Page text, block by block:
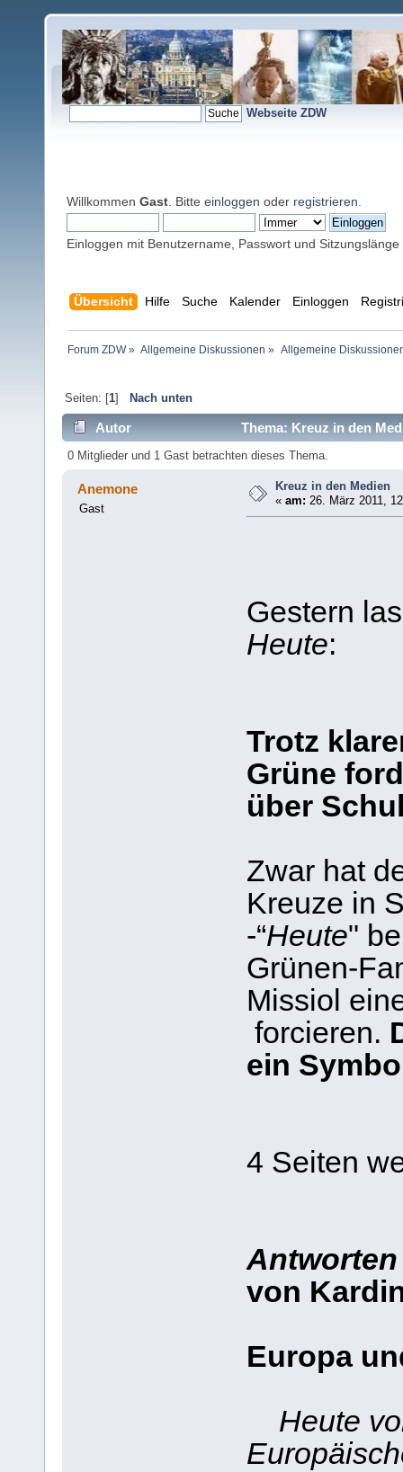
Webseite ZDW
Willkommen Gast . Bitte einloggen oder registrieren
Einloggen mit Benutzername, Passwort und Sitzungslänge
Übersicht Hilfe Suche Kalender Einloggen
Forum ZDW» Allgemeine Diskussionen » Allgemeine
Seiten: [1] Nach unten
Autor Thema: Kreuz in den
0 Mitglieder und 1 Gast betrachten dieses Thema.
Anemone
Gast
Kreuz in den Medien
«am: 26. März 2011,
Gestern
Heute:
Trotz
Grüne
über
Zwar hat
Kreuze in
-“Heute"
Grünen-
Missiol
forcieren.
ein
4 Seiten
Antworten
von
Europa
Heute